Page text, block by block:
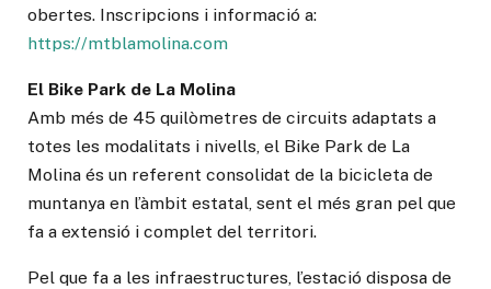
obertes. Inscripcions i informació a:
https://mtblamolina.com
El Bike Park de La Molina
Amb més de 45 quilòmetres de circuits adaptats a
totes les modalitats i nivells, el Bike Park de La
Molina és un referent consolidat de la bicicleta de
muntanya en l’àmbit estatal, sent el més gran pel que
fa a extensió i complet del territori.
Pel que fa a les infraestructures, l’estació disposa de